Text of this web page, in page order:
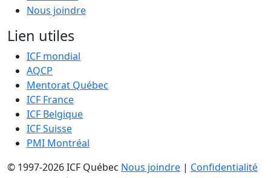
Nous joindre
Lien utiles
ICF mondial
AQCP
Mentorat Québec
ICF France
ICF Belgique
ICF Suisse
PMI Montréal
© 1997-2026 ICF Québec Nous joindre | Confidentialité